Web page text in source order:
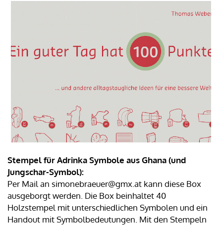
Stempel für Adrinka Symbole aus Ghana (und
Jungschar-Symbol):
Per Mail an simonebraeuer@gmx.at kann diese Box
ausgeborgt werden. Die Box beinhaltet 40
Holzstempel mit unterschiedlichen Symbolen und ein
Handout mit Symbolbedeutungen. Mit den Stempeln